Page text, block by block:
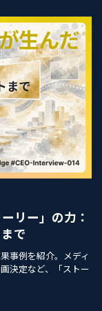
リー」の力：
で
事例を紹介。メディ
決定など、「ストー